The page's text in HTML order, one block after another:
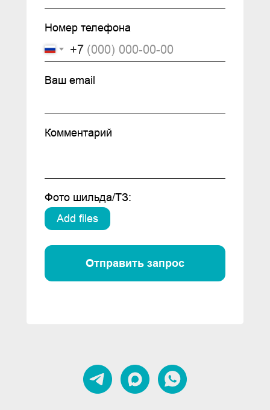
Номер телефона
+7
Ваш email
Комментарий
Фото шильда/ТЗ:
Add files
Отправить запрос
© 2024 ООО «ИМПОРТ - СЕРВИС»
ОГРН 1237200008836. ИНН/КПП
7203556501/720301001